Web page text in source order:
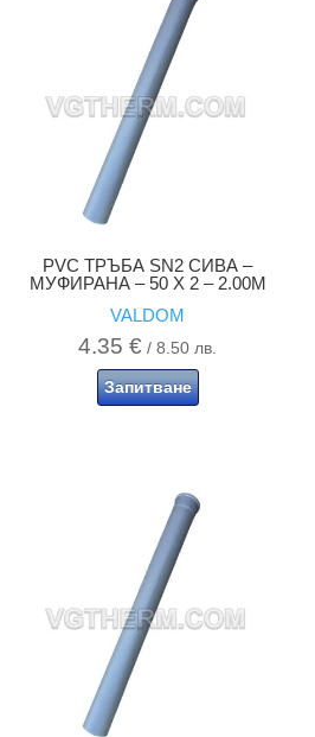
PVC ТРЪБА SN2 СИВА –
МУФИРАНА – 50 X 2 – 2.00M
VALDOM
4.35€ / 8.50 лв.
Запитване